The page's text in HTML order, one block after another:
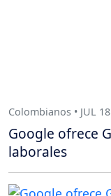
Colombianos • JUL
Google ofrece
laborales